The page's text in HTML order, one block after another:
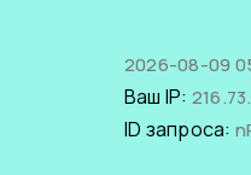
2026-08-09
Ваш IP:
ID запроса: